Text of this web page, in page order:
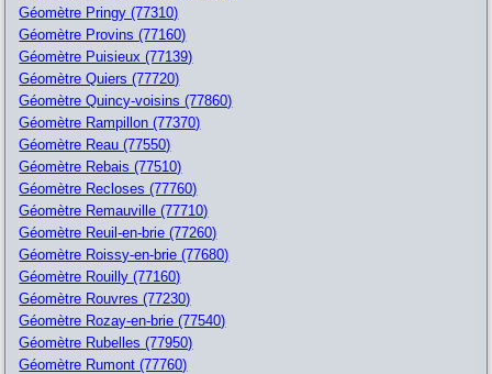
Géomètre Pringy (77310)
Géomètre Provins (77160)
Géomètre Puisieux (77139)
Géomètre Quiers (77720)
Géomètre Quincy-voisins (77860)
Géomètre Rampillon (77370)
Géomètre Reau (77550)
Géomètre Rebais (77510)
Géomètre Recloses (77760)
Géomètre Remauville (77710)
Géomètre Reuil-en-brie (77260)
Géomètre Roissy-en-brie (77680)
Géomètre Rouilly (77160)
Géomètre Rouvres (77230)
Géomètre Rozay-en-brie (77540)
Géomètre Rubelles (77950)
Géomètre Rumont (77760)